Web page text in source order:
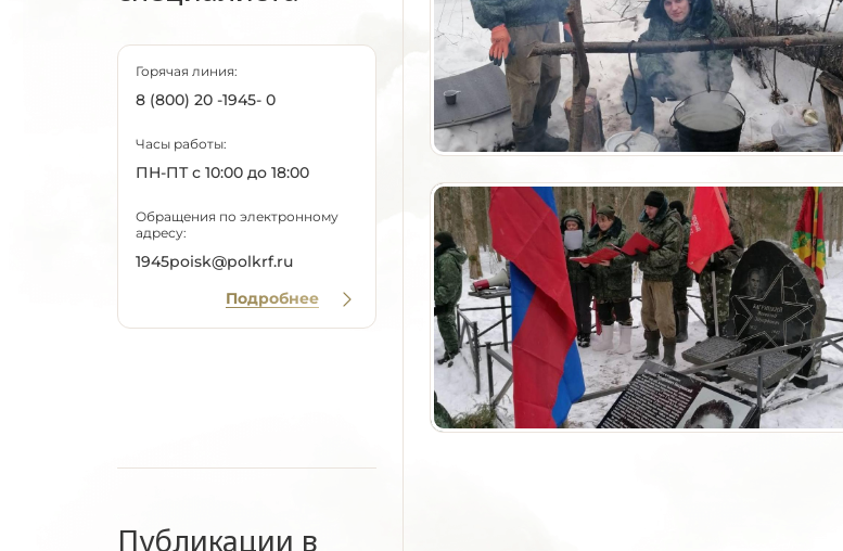
Горячая линия:
8 (800) 20 -1945- 0
Часы работы:
ПН-ПТ с 10:00 до 18:00
Обращения по электронному
адресу:
1945poisk@polkrf.ru
Подробнее
Публикации в